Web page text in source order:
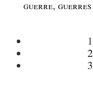
guerre, guerres
1
2
3